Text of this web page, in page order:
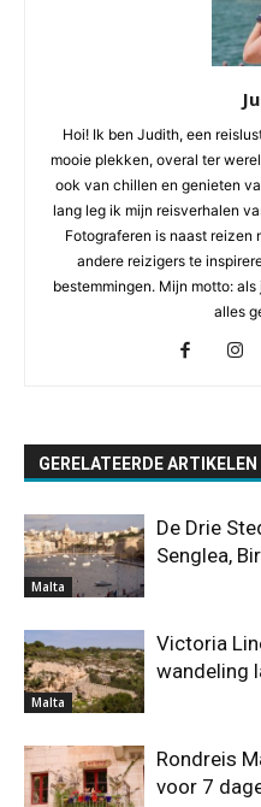
Hoi! Ik ben Judith, een
mooie plekken, overal ter
ook van chillen en genieten
lang leg ik mijn reisverhalen
Fotograferen is naast reizen
andere reizigers te
bestemmingen. Mijn motto:
alles
GERELATEERDE ARTIKELEN
Malta
De Drie
Senglea,
Malta
Victoria
wandeling
Rondreis
voor 7